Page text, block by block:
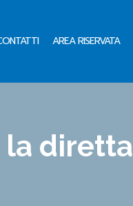
AREA RISERVATA
la diretta